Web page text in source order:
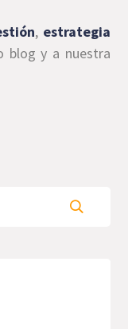
, estrategia
blog y a nuestra